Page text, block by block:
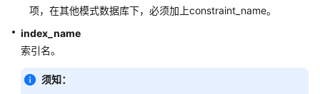
ALTER
项，在其他模式数据库下，必须加上constraint_name。
index_name
索引名。
须知：